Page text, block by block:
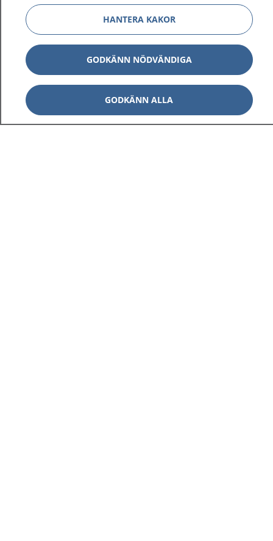
HANTERA KAKOR
GODKÄNN NÖDVÄNDIGA
GODKÄNN ALLA